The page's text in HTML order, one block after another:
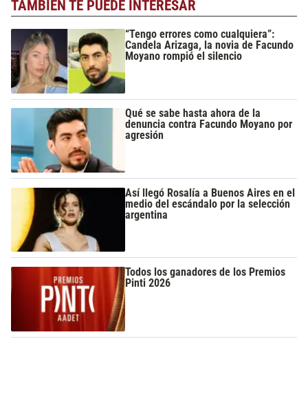
TAMBIÉN TE PUEDE INTERESAR
“Tengo errores como cualquiera”:
Candela Arizaga, la novia de Facundo
Moyano rompió el silencio
Qué se sabe hasta ahora de la
denuncia contra Facundo Moyano por
agresión
Así llegó Rosalía a Buenos Aires en el
medio del escándalo por la selección
argentina
Todos los ganadores de los Premios
Pinti 2026